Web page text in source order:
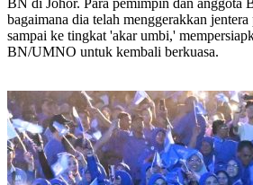
bagaimana dia telah menggerakkan
sampai ke tingkat 'akar umbi,'
BN/UMNO untuk kembali berkuasa.